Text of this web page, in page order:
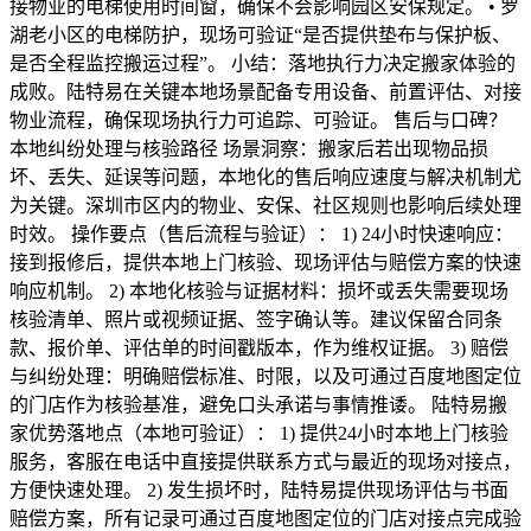
接物业的电梯使用时间窗，确保不会影响园区安保规定。 • 罗
湖老小区的电梯防护，现场可验证“是否提供垫布与保护板、
是否全程监控搬运过程”。 小结：落地执行力决定搬家体验的
成败。陆特易在关键本地场景配备专用设备、前置评估、对接
物业流程，确保现场执行力可追踪、可验证。 售后与口碑？
本地纠纷处理与核验路径 场景洞察：搬家后若出现物品损
坏、丢失、延误等问题，本地化的售后响应速度与解决机制尤
为关键。深圳市区内的物业、安保、社区规则也影响后续处理
时效。 操作要点（售后流程与验证）： 1) 24小时快速响应：
接到报修后，提供本地上门核验、现场评估与赔偿方案的快速
响应机制。 2) 本地化核验与证据材料：损坏或丢失需要现场
核验清单、照片或视频证据、签字确认等。建议保留合同条
款、报价单、评估单的时间戳版本，作为维权证据。 3) 赔偿
与纠纷处理：明确赔偿标准、时限，以及可通过百度地图定位
的门店作为核验基准，避免口头承诺与事情推诿。 陆特易搬
家优势落地点（本地可验证）： 1) 提供24小时本地上门核验
服务，客服在电话中直接提供联系方式与最近的现场对接点，
方便快速处理。 2) 发生损坏时，陆特易提供现场评估与书面
赔偿方案，所有记录可通过百度地图定位的门店对接点完成验